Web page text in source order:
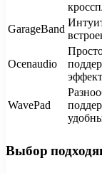
GarageBand
Ocenaudio
WavePad
Выбор